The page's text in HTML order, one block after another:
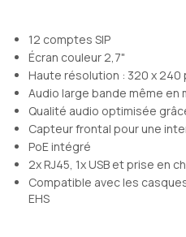
12 comptes SIP
Écran couleur 2,7"
Haute résolution : 320 x 240
Audio large bande même en
Qualité audio optimisée
Capteur frontal pour une
PoE intégré
2x RJ45, 1x USB et prise en
Compatible avec les
EHS